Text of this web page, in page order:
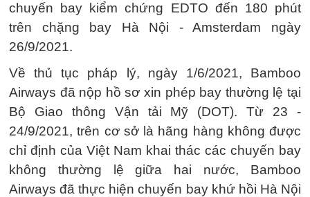
chuyến bay kiểm chứng EDTO đến 180 phút
trên chặng bay Hà Nội - Amsterdam ngày
26/9/2021.
Về thủ tục pháp lý, ngày 1/6/2021, Bamboo
Airways đã nộp hồ sơ xin phép bay thường lệ tại
Bộ Giao thông Vận tải Mỹ (DOT). Từ 23 -
24/9/2021, trên cơ sở là hãng hàng không được
chỉ định của Việt Nam khai thác các chuyến bay
không thường lệ giữa hai nước, Bamboo
Airways đã thực hiện chuyến bay khứ hồi Hà Nội